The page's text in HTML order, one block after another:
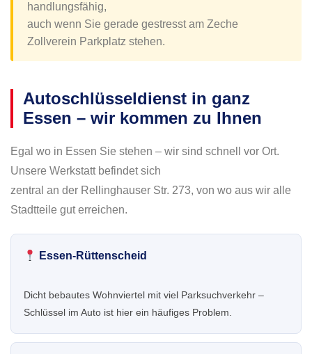
handlungsfähig,
auch wenn Sie gerade gestresst am Zeche
Zollverein Parkplatz stehen.
Autoschlüsseldienst in ganz
Essen – wir kommen zu Ihnen
Egal wo in Essen Sie stehen – wir sind schnell vor Ort.
Unsere Werkstatt befindet sich
zentral an der Rellinghauser Str. 273, von wo aus wir alle
Stadtteile gut erreichen.
Essen-Rüttenscheid
Dicht bebautes Wohnviertel mit viel Parksuchverkehr –
Schlüssel im Auto ist hier ein häufiges Problem.